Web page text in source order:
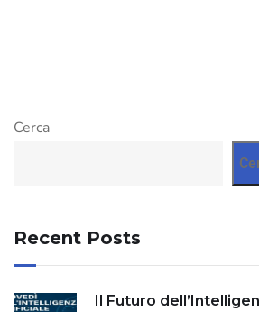
Cerca
Recent Posts
Il Futuro